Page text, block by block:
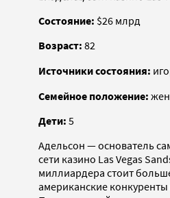
Состояние: $26 млрд
Возраст: 82
Источники состояния:
Семейное положение:
Дети: 5
Адельсон — основатель
сети казино Las Vegas
миллиардера стоит
американские конкуренты